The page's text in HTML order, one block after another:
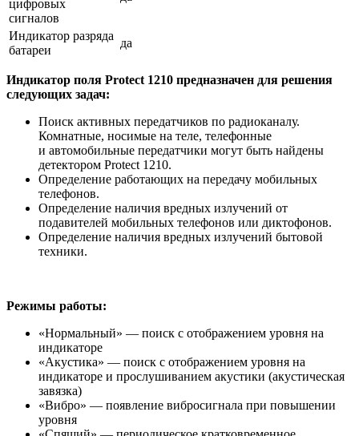
цифровых
сигналов
Индикатор разряда
батареи
да
Индикатор поля Protect 1210 предназначен для решения
следующих задач:
Поиск активных передатчиков по радиоканалу.
Комнатные, носимые на теле, телефонные
и автомобильные передатчики могут быть найдены
детектором Protect 1210.
Определение работающих на передачу мобильных
телефонов.
Определение наличия вредных излучений от
подавителей мобильных телефонов или диктофонов.
Определение наличия вредных излучений бытовой
техники.
Режимы работы:
«Нормальный» — поиск с отображением уровня на
индикаторе
«Акустика» — поиск с отображением уровня на
индикаторе и прослушиванием акустики (акустическая
завязка)
«Вибро» — появление вибросигнала при повышении
уровня